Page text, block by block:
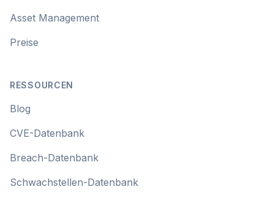
Asset Management
Preise
RESSOURCEN
Blog
CVE-Datenbank
Breach-Datenbank
Schwachstellen-Datenbank